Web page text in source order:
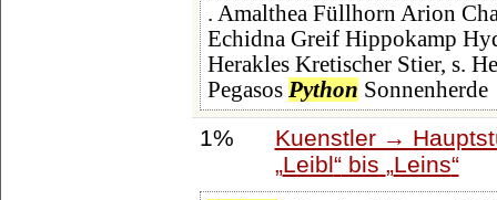
. Amalthea Füllhorn Arion
Echidna Greif Hippokamp
Herakles Kretischer Stier, s.
Pegasos Python Sonnenherde
1%
Kuenstler →
Leibl bis Leins